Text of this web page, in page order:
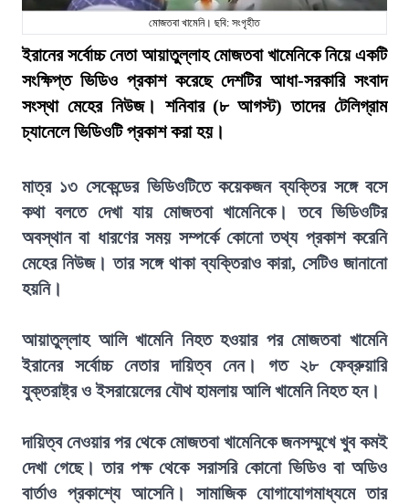
মোজতবা খামেনি। ছবি: সংগৃহীত
ইরানের সর্বোচ্চ নেতা আয়াতুল্লাহ মোজতবা খামেনিকে নিয়ে একটি
সংক্ষিপ্ত ভিডিও প্রকাশ করেছে দেশটির আধা-সরকারি সংবাদ
সংস্থা মেহের নিউজ। শনিবার (৮ আগস্ট) তাদের টেলিগ্রাম
চ্যানেলে ভিডিওটি প্রকাশ করা হয়।
মাত্র ১৩ সেকেন্ডের ভিডিওটিতে কয়েকজন ব্যক্তির সঙ্গে বসে
কথা বলতে দেখা যায় মোজতবা খামেনিকে। তবে ভিডিওটির
অবস্থান বা ধারণের সময় সম্পর্কে কোনো তথ্য প্রকাশ করেনি
মেহের নিউজ। তার সঙ্গে থাকা ব্যক্তিরাও কারা, সেটিও জানানো
হয়নি।
আয়াতুল্লাহ আলি খামেনি নিহত হওয়ার পর মোজতবা খামেনি
ইরানের সর্বোচ্চ নেতার দায়িত্ব নেন। গত ২৮ ফেব্রুয়ারি
যুক্তরাষ্ট্র ও ইসরায়েলের যৌথ হামলায় আলি খামেনি নিহত হন।
দায়িত্ব নেওয়ার পর থেকে মোজতবা খামেনিকে জনসম্মুখে খুব কমই
দেখা গেছে। তার পক্ষ থেকে সরাসরি কোনো ভিডিও বা অডিও
বার্তাও প্রকাশ্যে আসেনি। সামাজিক যোগাযোগমাধ্যমে তার